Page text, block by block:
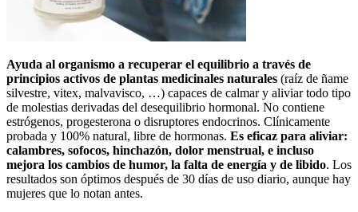
Ayuda al organismo a recuperar el equilibrio a través de
principios activos de plantas medicinales naturales (raíz de ñame
silvestre, vitex, malvavisco, …) capaces de calmar y aliviar todo tipo
de molestias derivadas del desequilibrio hormonal. No contiene
estrógenos, progesterona o disruptores endocrinos. Clínicamente
probada y 100% natural, libre de hormonas. Es eficaz para aliviar:
calambres, sofocos, hinchazón, dolor menstrual, e incluso
mejora los cambios de humor, la falta de energía y de libido. Los
resultados son óptimos después de 30 días de uso diario, aunque hay
mujeres que lo notan antes.